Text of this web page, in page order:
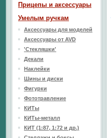
Прицепы и аксессуары
Умелым ручкам
Аксессуары для моделей
Аксессуары от AVD
'Стекляшки'
Декали
Наклейки
Шины и диски
Фигурки
Фототравление
КИТы
КИТы-металл
КИТ (1:87, 1:72 и др.)